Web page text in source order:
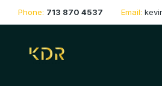
Phone: 713 870 4537 Email: